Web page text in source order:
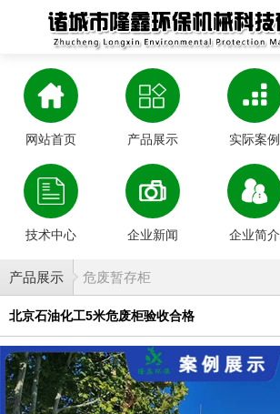
网站首页 产品展示 实际案例
技术中心 企业新闻 企业简介
产品展示 危废暂存柜
北京石油化工5米危废柜验收合格